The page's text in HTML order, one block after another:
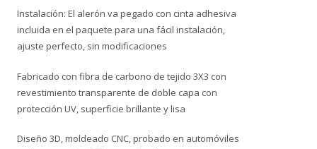
Instalación: El alerón va pegado con cinta adhesiva
incluida en el paquete para una fácil instalación,
ajuste perfecto, sin modificaciones
Fabricado con fibra de carbono de tejido 3X3 con
revestimiento transparente de doble capa con
protección UV, superficie brillante y lisa
Diseño 3D, moldeado CNC, probado en automóviles